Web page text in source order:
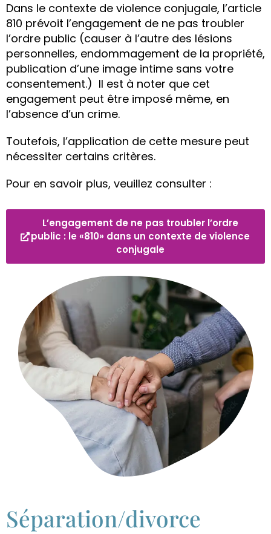
Dans le contexte de violence conjugale, l’article
810 prévoit l’engagement de ne pas troubler
l’ordre public (causer à l’autre des lésions
personnelles, endommagement de la propriété,
publication d’une image intime sans votre
consentement.) Il est à noter que cet
engagement peut être imposé même, en
l’absence d’un crime.
Toutefois, l’application de cette mesure peut
nécessiter certains critères.
Pour en savoir plus, veuillez consulter :
L’engagement de ne pas troubler l’ordre
public : le «810» dans un contexte de violence
conjugale
Séparation/divorce